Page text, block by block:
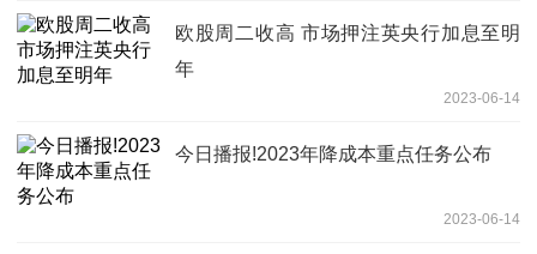
欧股周二收高 市场押注英央行加息至明
年
2023-06-14
今日播报!2023年降成本重点任务公布
2023-06-14